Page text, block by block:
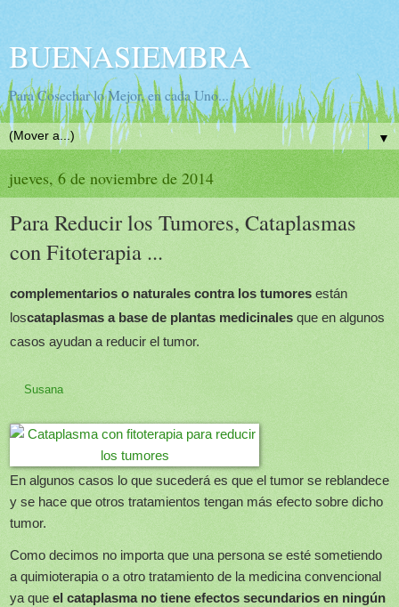
BUENASIEMBRA
Para Cosechar lo Mejor, en cada Uno...
▼
jueves, 6 de noviembre de 2014
Para Reducir los Tumores, Cataplasmas
con Fitoterapia ...
complementarios o naturales contra los tumores están
loscataplasmas a base de plantas medicinales que en algunos
casos ayudan a reducir el tumor.
Susana
En algunos casos lo que sucederá es que el tumor se reblandece
y se hace que otros tratamientos tengan más efecto sobre dicho
tumor.
Como decimos no importa que una persona se esté sometiendo
a quimioterapia o a otro tratamiento de la medicina convencional
ya que el cataplasma no tiene efectos secundarios en ningún